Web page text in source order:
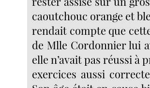
caoutchouc orange et
rendait compte que
de Mlle Cordonnier lui
elle n’avait pas réussi à
exercices aussi